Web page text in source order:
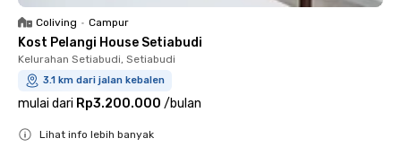
Coliving • Campur
Kost Pelangi House Setiabudi
Kelurahan Setiabudi, Setiabudi
3.1 km dari jalan kebalen
mulai dari Rp3.200.000 /bulan
Lihat info lebih banyak